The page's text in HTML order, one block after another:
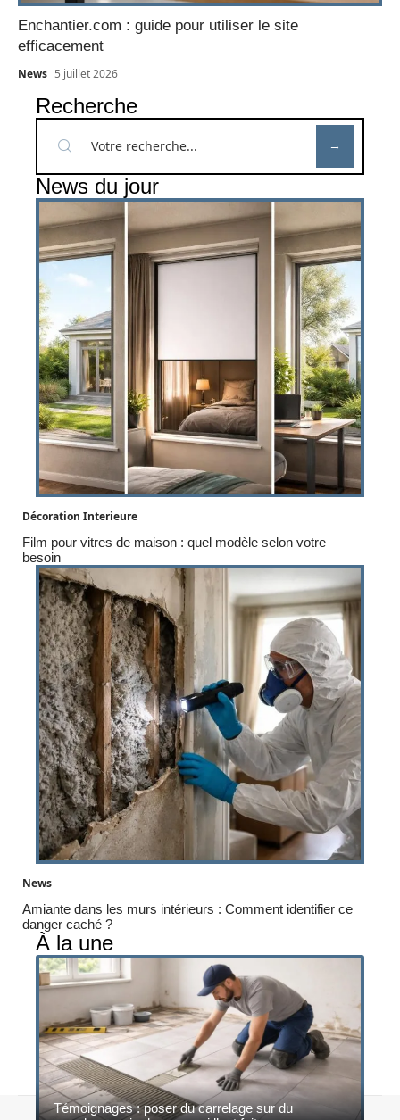
Enchantier.com : guide pour utiliser le site
efficacement
News 5 juillet 2026
Recherche
News du jour
Décoration Interieure
Film pour vitres de maison : quel modèle selon votre
besoin
News
Amiante dans les murs intérieurs : Comment identifier ce
danger caché ?
À la une
Témoignages : poser du carrelage sur du